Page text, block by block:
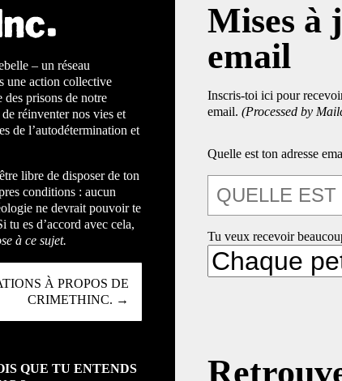
– un réseau
une action collective
des prisons de notre
réinventer nos vies et
de l’autodétermination et
libre de disposer de ton
conditions : aucun
ne devrait pouvoir te
tu es d’accord avec cela,
à ce sujet.
À PROPOS DE
CRIMETHINC. →
QUE TU ENTENDS
Mises à
email
Inscris-toi ici pour
email.(Processed by
Quelle est ton adresse
Tu veux recevoir